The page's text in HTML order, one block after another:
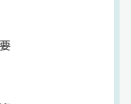
♪
すよ！